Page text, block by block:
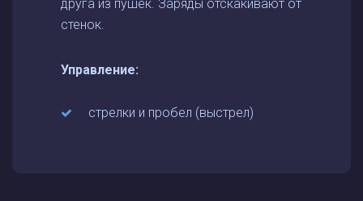
друга из пушек. Заряды отскакивают от
стенок.
Управление:
стрелки и пробел (выстрел)